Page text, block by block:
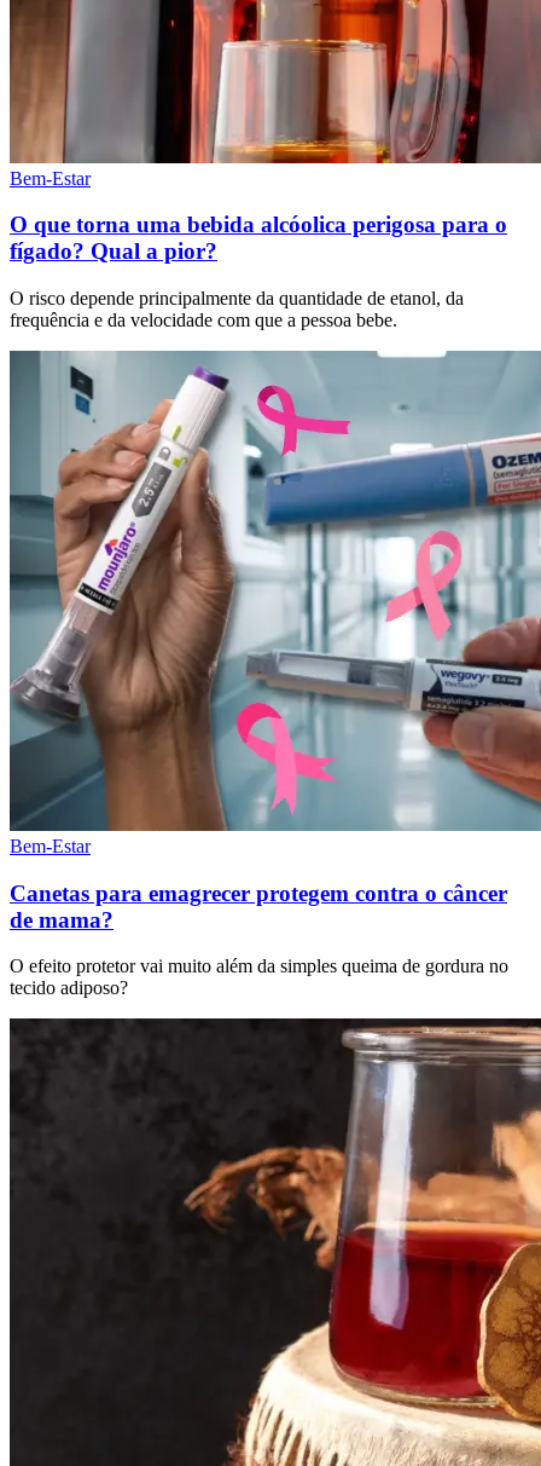
Bem-Estar
O que torna uma bebida alcóolica perigosa para o
fígado? Qual a pior?
O risco depende principalmente da quantidade de etanol, da
frequência e da velocidade com que a pessoa bebe.
Bem-Estar
Canetas para emagrecer protegem contra o câncer
de mama?
O efeito protetor vai muito além da simples queima de gordura no
tecido adiposo?